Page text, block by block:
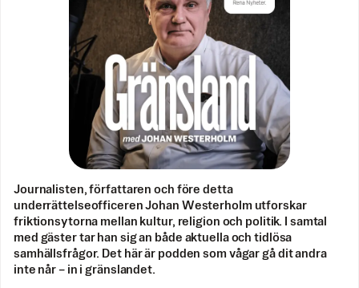
Journalisten, författaren och före detta
underrättelseofficeren Johan Westerholm utforskar
friktionsytorna mellan kultur, religion och politik. I samtal
med gäster tar han sig an både aktuella och tidlösa
samhällsfrågor. Det här är podden som vågar gå dit andra
inte når – in i gränslandet.